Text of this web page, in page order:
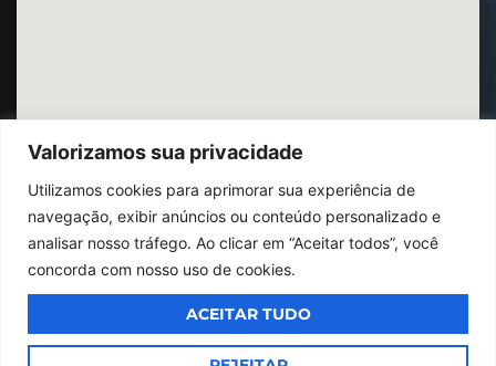
Valorizamos sua privacidade
Utilizamos cookies para aprimorar sua experiência de
navegação, exibir anúncios ou conteúdo personalizado e
analisar nosso tráfego. Ao clicar em “Aceitar todos”, você
concorda com nosso uso de cookies.
ACEITAR TUDO
Todos os direitos reservados,
Design By Jumps